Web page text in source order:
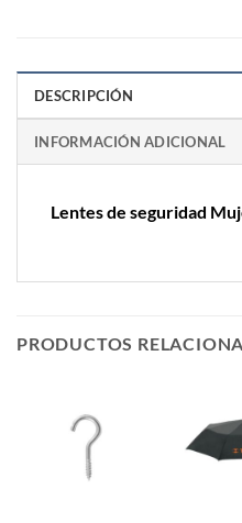
DESCRIPCIÓN
INFORMACIÓN ADICIONAL
Lentes de seguridad
PRODUCTOS